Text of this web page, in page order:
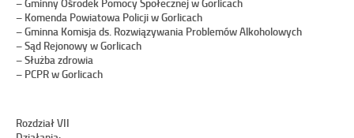
– Komenda Powiatowa Policji w Gorlicach
– Gminna Komisja ds. Rozwiązywania Problemów Alkoholowych
– Sąd Rejonowy w Gorlicach
– Służba zdrowia
– PCPR w Gorlicach
Rozdział VII